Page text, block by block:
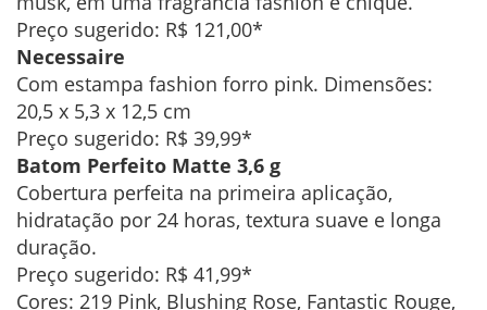
Preço sugerido: R$ 121,00*
Necessaire
Com estampa fashion forro pink. Dimensões:
20,5 x 5,3 x 12,5 cm
Preço sugerido: R$ 39,99*
Batom Perfeito Matte 3,6 g
Cobertura perfeita na primeira aplicação,
hidratação por 24 horas, textura suave e longa
duração.
Preço sugerido: R$ 41,99*
Cores: 219 Pink, Blushing Rose, Fantastic Rouge,